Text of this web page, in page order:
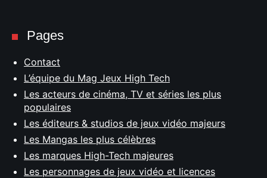
Pages
Contact
L’équipe du Mag Jeux High Tech
Les acteurs de cinéma, TV et séries les plus
populaires
Les éditeurs & studios de jeux vidéo majeurs
Les Mangas les plus célèbres
Les marques High-Tech majeures
Les personnages de jeux vidéo et licences